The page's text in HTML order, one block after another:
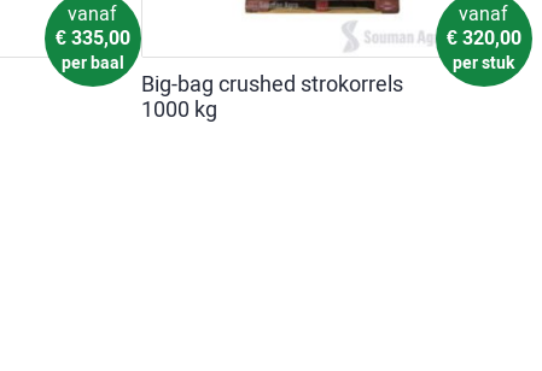
vanaf
€ 335,00
per baal
vanaf
€ 320,00
per stuk
Big-bag crushed strokorrels
1000 kg